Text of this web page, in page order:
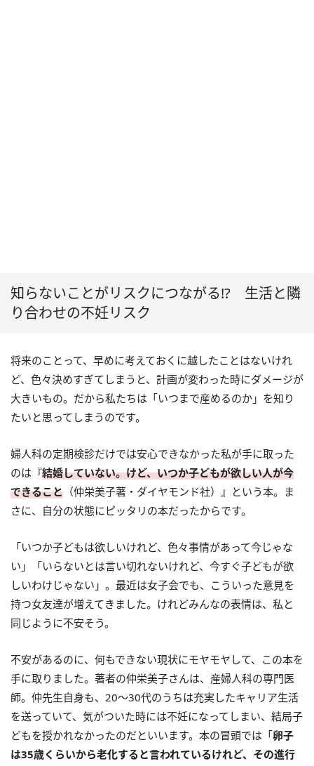
知らないことがリスクにつながる!? 生活と隣
り合わせの不妊リスク
将来のことって、早めに考えておくに越したことはないけれ
ど、色々決めすぎてしまうと、計画が変わった時にダメージが
大きいもの。だから私たちは「いつまで産めるのか」を知り
たいと思ってしまうのです。
婦人科の定期検診だけでは安心できなかった私が手に取った
のは『結婚していない。けど、いつか子どもが欲しい人が今
できること （仲栄美子著・ダイヤモンド社）』という本。ま
さに、自分の状態にピッタリの本だったからです。
「いつか子どもは欲しいけれど、色々事情があって今じゃな
い」「いらないとは言い切れないけれど、今すぐ子どもが欲
しいわけじゃない」。最近は女子会でも、こういった意見を
持つ女友達が増えてきました。けれどみんなの表情は、私と
同じように不安そう。
不安があるのに、何もできない現状にモヤモヤして、この本を
手に取りました。著者の仲栄美子さんは、産婦人科の専門医
師。仲先生自身も、20〜30代のうちは充実したキャリア生活
を送っていて、気がついた時には不妊になってしまい、結局子
どもを授かれなかったのだといいます。本の冒頭では「卵子
は35歳くらいから老化すると言われているけれど、その進行